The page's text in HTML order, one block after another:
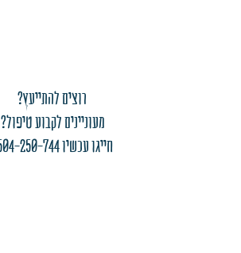
רוצים להתייעץ?
מעוניינים לקבוע טיפול?
חייגו עכשיו 0504-250-744